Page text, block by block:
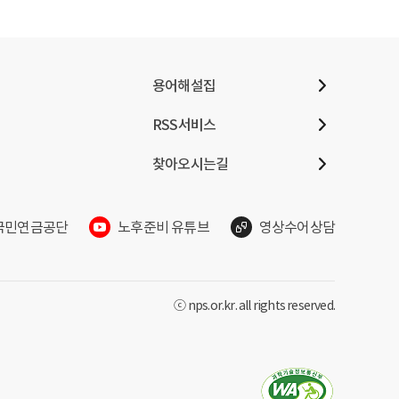
용어해설집
RSS서비스
찾아오시는길
민연금공단 노후준비 유튜브 영상수어상담
ⓒ nps.or.kr. all rights reserved.